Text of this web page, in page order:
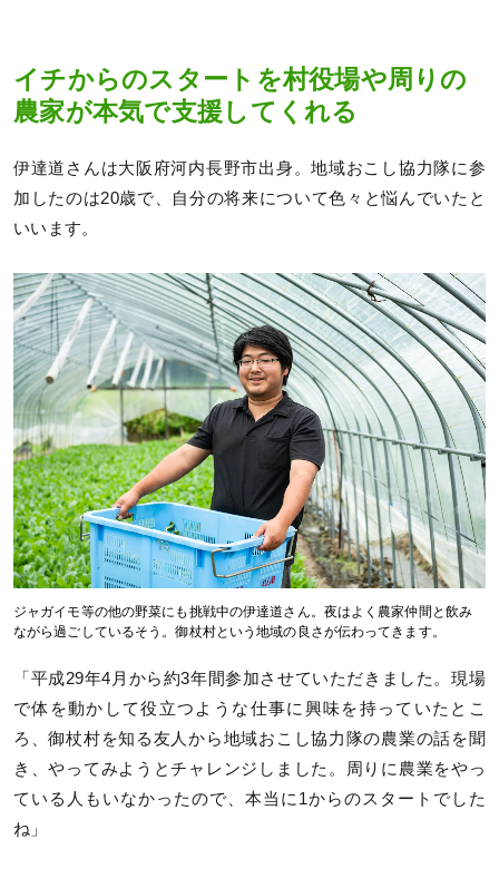
イチからのスタートを村役場や周りの
農家が本気で支援してくれる
伊達道さんは大阪府河内長野市出身。地域おこし協力隊に参
加したのは20歳で、自分の将来について色々と悩んでいたと
いいます。
ジャガイモ等の他の野菜にも挑戦中の伊達道さん。夜はよく農家仲間と飲み
ながら過ごしているそう。御杖村という地域の良さが伝わってきます。
「平成29年4月から約3年間参加させていただきました。現場
で体を動かして役立つような仕事に興味を持っていたとこ
ろ、御杖村を知る友人から地域おこし協力隊の農業の話を聞
き、やってみようとチャレンジしました。周りに農業をやっ
ている人もいなかったので、本当に1からのスタートでした
ね」